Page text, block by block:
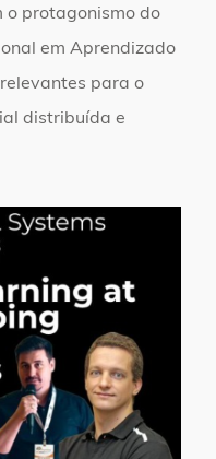
o protagonismo do
em Aprendizado
para o
distribuída e